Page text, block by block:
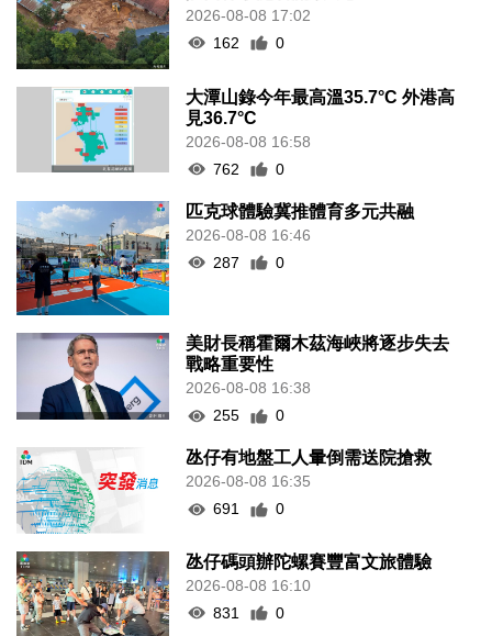
2026-08-08 17:02
162
0
大潭山錄今年最高溫35.7°C 外港高
見36.7°C
2026-08-08 16:58
762
0
匹克球體驗冀推體育多元共融
2026-08-08 16:46
287
0
美財長稱霍爾木茲海峽將逐步失去
戰略重要性
2026-08-08 16:38
255
0
氹仔有地盤工人暈倒需送院搶救
2026-08-08 16:35
691
0
氹仔碼頭辦陀螺賽豐富文旅體驗
2026-08-08 16:10
831
0